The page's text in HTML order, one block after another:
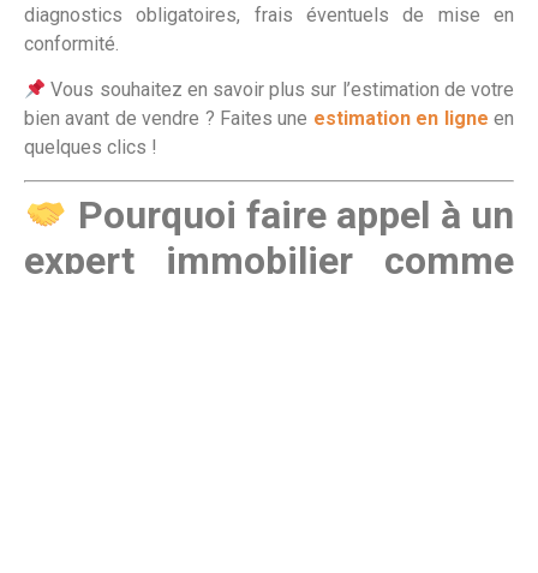
diagnostics obligatoires, frais éventuels de mise en
conformité.
Vous souhaitez en savoir plus sur l’estimation de votre
bien avant de vendre ? Faites une estimation en ligne en
quelques clics !
Pourquoi faire appel à un
expert immobilier comme